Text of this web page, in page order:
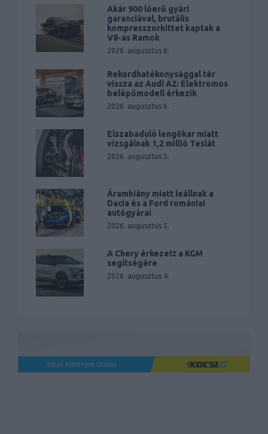
Akár 900 lóerő gyári
garanciával, brutális
kompresszorkittet kaptak a
V8-as Ramok
2026. augusztus 6.
Rekordhatékonysággal tér
vissza az Audi A2: Elektromos
belépőmodell érkezik
2026. augusztus 6.
Elszabaduló lengőkar miatt
vizsgálnak 1,2 millió Teslát
2026. augusztus 5.
Áramhiány miatt leállnak a
Dacia és a Ford romániai
autógyárai
2026. augusztus 5.
A Chery érkezett a KGM
segítségére
2026. augusztus 4.
Ha jó élményre utazol